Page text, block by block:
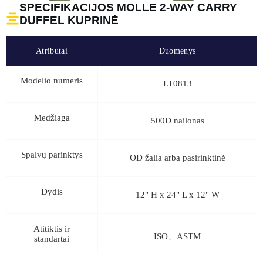
SPECIFIKACIJOS MOLLE 2-WAY CARRY
DUFFEL KUPRINĖ
Atributai Duomenys
Modelio numeris LT0813
Medžiaga 500D nailonas
Spalvų parinktys OD žalia arba pasirinktinė
Dydis 12" H x 24" L x 12" W
Atitiktis ir
standartai
ISO、ASTM